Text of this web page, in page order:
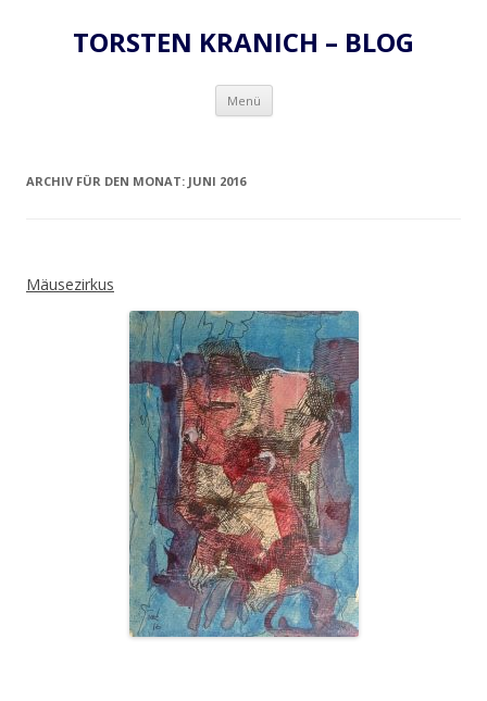
TORSTEN KRANICH – BLOG
Menü Zum
springen
ARCHIV FÜR DEN MONAT: JUNI 2016
Mäusezirkus